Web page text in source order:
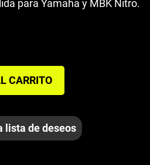
para Yamaha y MBK Nitro.
CARRITO
lista de deseos